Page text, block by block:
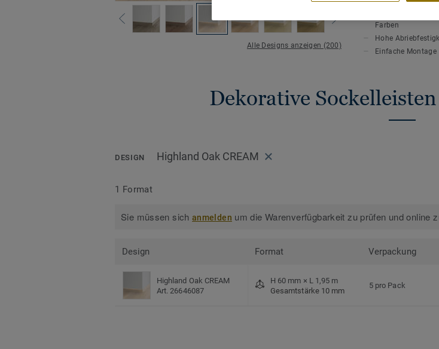
Alle Designs anzeigen (200)
Farben
Hohe
Einfache Montage
Dekorative
DESIGN Highland Oak CREAM
1 Format
Sie müssen sichanmelden um die Warenverfügbarkeit zu prüfen und online
Design Format Verpackung
Highland Oak CREAM
Art. 26646087
H 60 mm × L 1,95 m
Gesamtstärke 10 mm
5 pro Pack